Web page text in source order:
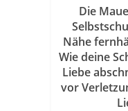
Die
Nähe
Wie deine
Liebe
vor